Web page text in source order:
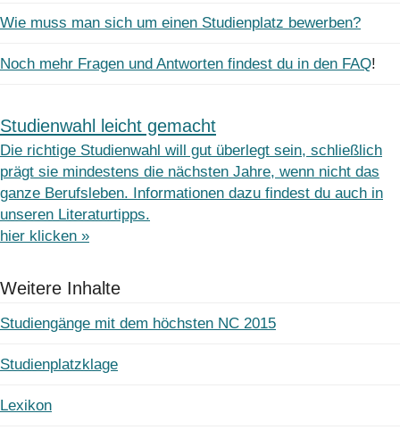
Wie muss man sich um einen Studienplatz bewerben?
Noch mehr Fragen und Antworten findest du in den FAQ!
Studienwahl leicht gemacht
Die richtige Studienwahl will gut überlegt sein, schließlich
prägt sie mindestens die nächsten Jahre, wenn nicht das
ganze Berufsleben. Informationen dazu findest du auch in
unseren Literaturtipps.
hier klicken »
Weitere Inhalte
Studiengänge mit dem höchsten NC 2015
Studienplatzklage
Lexikon